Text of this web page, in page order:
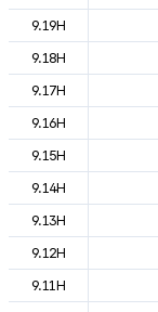
9.19H
9.18H
9.17H
9.16H
9.15H
9.14H
9.13H
9.12H
9.11H